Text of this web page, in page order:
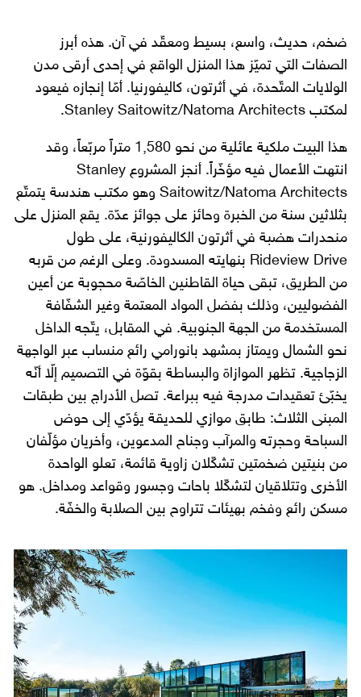
ضخم، حديث، واسع، بسيط ومعقّد في آن. هذه أبرز
الصفات التي تميّز هذا المنزل الواقع في إحدى أرقى مدن
الولايات المتّحدة، في أثرتون، كاليفورنيا. أمّا إنجازه فيعود
لمكتب Stanley Saitowitz/Natoma Architects.
هذا البيت ملكية عائلية من نحو 1,580 متراً مربّعاً، وقد
انتهت الأعمال فيه مؤخّراً. أنجز المشروع Stanley
Saitowitz/Natoma Architects وهو مكتب هندسة يتمتّع
بثلاثين سنة من الخبرة وحائز على جوائز عدّة. يقع المنزل على
منحدرات هضبة في أثرتون الكاليفورنية، على طول
Rideview Drive بنهايته المسدودة. وعلى الرغم من قربه
من الطريق، تبقى حياة القاطنين الخاصّة محجوبة عن أعين
الفضوليين، وذلك بفضل المواد المعتمة وغير الشفّافة
المستخدمة من الجهة الجنوبية. في المقابل، يتّجه الداخل
نحو الشمال ويمتاز بمشهد بانورامي رائع منساب عبر الواجهة
الزجاجية. تظهر الموازاة والبساطة بقوّة في التصميم إلّا أنّه
يخبّئ تعقيدات مدرجة فيه ببراعة. تصل الأدراج بين طبقات
المبنى الثلاث: طابق موازي للحديقة يؤدّي إلى حوض
السباحة وحجرته والمرآب وجناح المدعوين، وأخريان مؤلّفان
من بنيتين ضخمتين تشكّلان زاوية قائمة، تعلو الواحدة
الأخرى وتتلاقيان لتشكّلا باحات وجسور وقواعد ومداخل. هو
مسكن رائع وفخم بهيئات تتراوح بين الصلابة والخفّة.